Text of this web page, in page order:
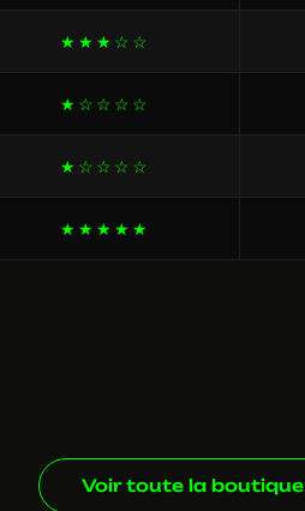
★★★☆☆
★☆☆☆☆
★☆☆☆☆
★★★★★
Voir toute la boutique